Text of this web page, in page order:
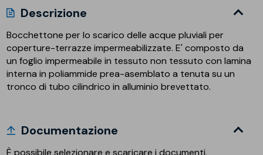
Descrizione
Bocchettone per lo scarico delle acque pluviali per
coperture-terrazze impermeabilizzate. E' composto da
un foglio impermeabile in tessuto non tessuto con lamina
interna in poliammide prea-asemblato a tenuta su un
tronco di tubo cilindrico in alluminio brevettato.
Documentazione
È possibile selezionare e scaricare i documenti.